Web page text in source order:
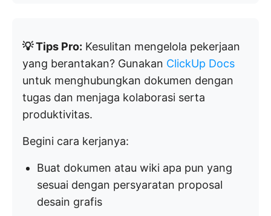
💡 Tips Pro: Kesulitan mengelola pekerjaan
yang berantakan? Gunakan ClickUp Docs
untuk menghubungkan dokumen dengan
tugas dan menjaga kolaborasi serta
produktivitas.
Begini cara kerjanya:
Buat dokumen atau wiki apa pun yang
sesuai dengan persyaratan proposal
desain grafis